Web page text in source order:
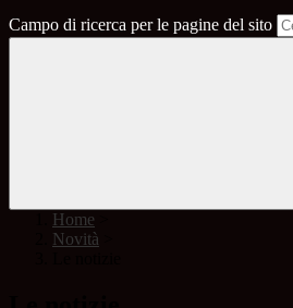
Campo di ricerca per le pagine del sito
Home
Novità